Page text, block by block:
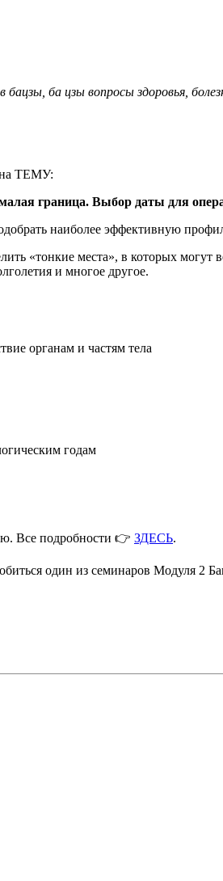
бацзы, ба цзы вопросы здоровья,
на ТЕМУ:
граница. Выбор даты для
наиболее эффективную
«тонкие места», в которых
и многое другое.
органам и частям тела
годам
Все подробности 👉 ЗДЕСЬ.
один из семинаров Модуля 2